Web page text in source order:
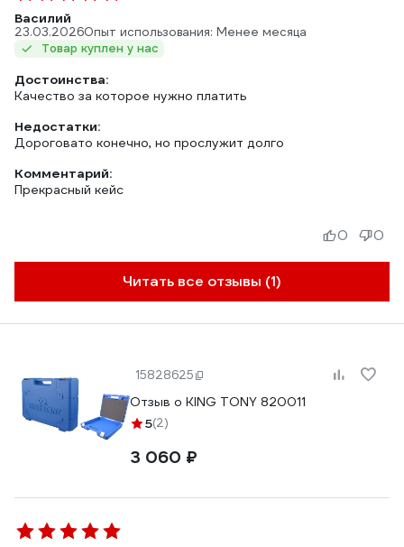
Василий
23.03.2026Опыт использования: Менее месяца
Товар куплен у нас
Достоинства:
Качество за которое нужно платить
Недостатки:
Дороговато конечно, но прослужит долго
Комментарий:
Прекрасный кейс
Читать все отзывы (1)
0 0
15828625
Отзыв о KING TONY 820011
5(2)
3 060 ₽